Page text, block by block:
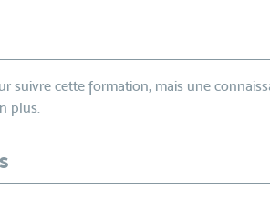
suivre cette formation, mais une
plus.